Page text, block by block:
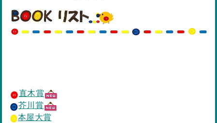
直木賞
芥川賞
本屋大賞